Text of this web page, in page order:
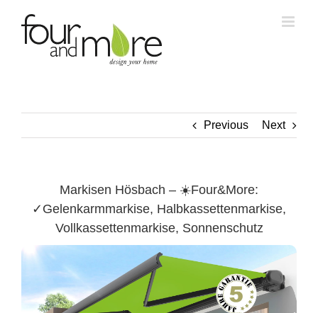
content
Previous Next
Markisen Hösbach – ☀️Four&More:
✓Gelenkarmmarkise, Halbkassettenmarkise,
Vollkassettenmarkise, Sonnenschutz